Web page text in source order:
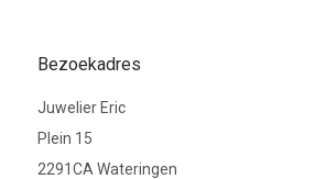
Bezoekadres
Juwelier Eric
Plein 15
2291CA Wateringen